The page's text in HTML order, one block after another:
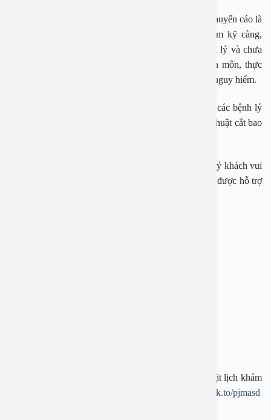
Việc cắt bao quy đầu tại nhà được các chuyên khoa khuyến cáo là
việc không nên làm. Bởi nếu chưa được thăm khám kỹ càng,
không hiểu biết đúng về cấu tạo, tình trạng của bệnh lý và chưa
kể đến việc không được trang bị về kỹ thuật chuyên môn, thực
hiện không đúng cách sẽ gây ra rất nhiều biến chứng nguy hiểm.
Bệnh viện Đa khoa An Việt là địa chỉ điều trị uy tín các bệnh lý
về nam khoa tiết niệu trong đó có việc thực hiện thủ thuật cắt bao
Ngay bây giờ, nếu cần tư vấn, đặt lịch thăm khám, quý khách vui
để được hỗ trợ
Tải APP Bệnh viện An Việt để “Tra cứu kết quả – Đặt lịch khám
https://onelink.to/pjmasd